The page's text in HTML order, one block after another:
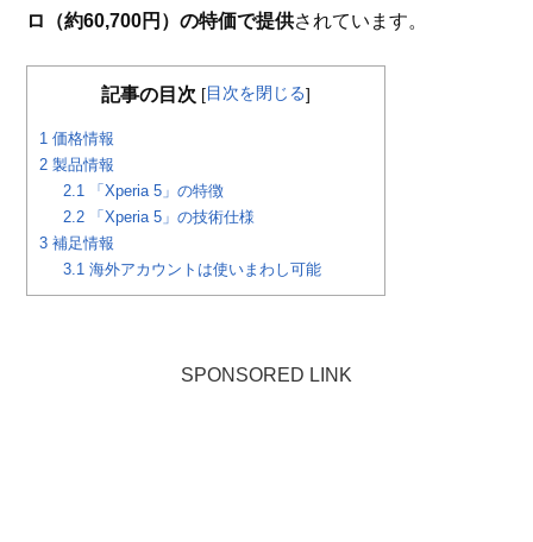
ロ（約60,700円）の特価で提供されています。
記事の目次 [目次を閉じる]
1 価格情報
2 製品情報
2.1 「Xperia 5」の特徴
2.2 「Xperia 5」の技術仕様
3 補足情報
3.1 海外アカウントは使いまわし可能
SPONSORED LINK